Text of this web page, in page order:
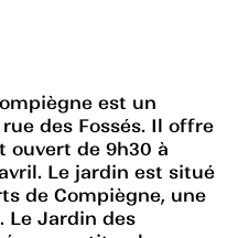
est un
des Fossés. Il offre
ouvert de 9h30 à
Le jardin est situé
de Compiègne, une
Le Jardin des